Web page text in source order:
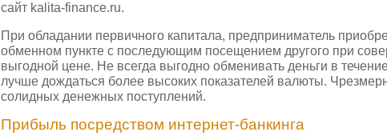
сайт kalita-finance.ru.
При обладании первичного капитала, предприниматель
обменном пункте с последующим посещением другого при
выгодной цене. Не всегда выгодно обменивать деньги в
лучше дождаться более высоких показателей валюты.
солидных денежных поступлений.
Прибыль посредством интернет-банкинга